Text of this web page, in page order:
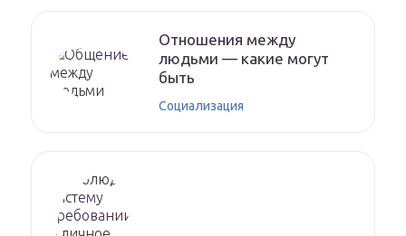
Отношения между
людьми — какие могут
быть
Социализация